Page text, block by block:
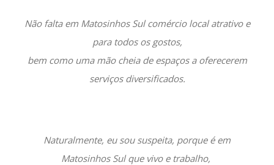
Não falta em Matosinhos Sul comércio local atrativo e
para todos os gostos,
bem como uma mão cheia de espaços a oferecerem
serviços diversificados.
Naturalmente, eu sou suspeita, porque é em
Matosinhos Sul que vivo e trabalho,